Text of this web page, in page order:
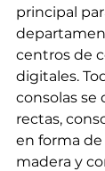
principal
centros de
digitales.
consolas se
rectas,
en forma de
madera y